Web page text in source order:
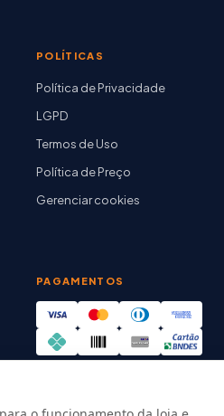
POLÍTICAS
Política de Privacidade
LGPD
Termos de Uso
Política de Preço
Gerenciar cookies
PAGAMENTOS